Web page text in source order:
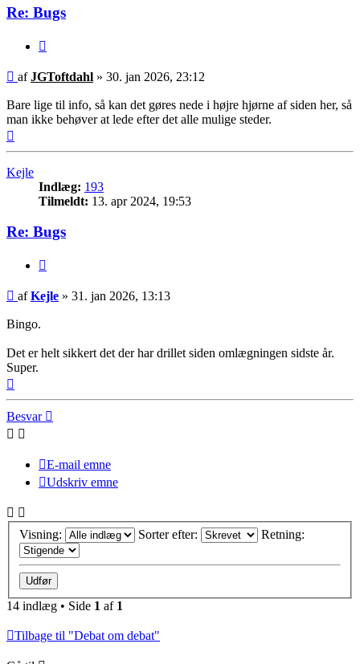
Re: Bugs
Indlæg
afJGToftdahl » 30. jan 2026, 23:12
Bare lige til info, så kan det gøres nede i højre hjørne af siden her, så
man ikke behøver at lede efter det alle mulige steder.
Kejle
Indlæg: 193
Tilmeldt: 13. apr 2024, 19:53
Re: Bugs
Indlæg
afKejle » 31. jan 2026, 13:13
Bingo.
Det er helt sikkert det der har drillet siden omlægningen sidste år.
Super.
Besvar
E-mail emne
Udskriv emne
Visning: Sorter efter: Retning:
14 indlæg • Side 1 af 1
Tilbage til "Debat om debat"